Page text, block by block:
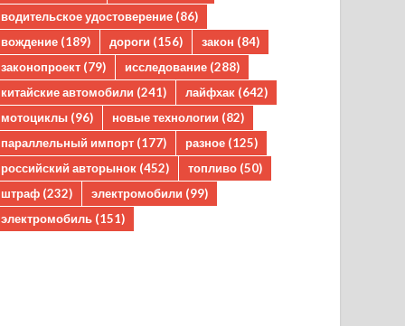
водительское удостоверение (86)
вождение (189) дороги (156) закон (84)
законопроект (79) исследование (288)
китайские автомобили (241) лайфхак (642)
мотоциклы (96) новые технологии (82)
параллельный импорт (177) разное (125)
российский авторынок (452) топливо (50)
штраф (232) электромобили (99)
электромобиль (151)